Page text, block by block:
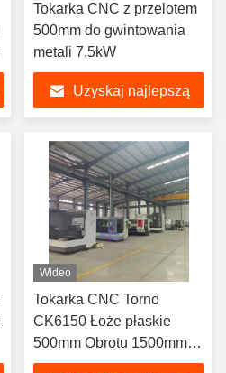
Tokarka CNC z przelotem
500mm do gwintowania
metali 7,5kW
Uzyskaj najlepszą
Wideo
Tokarka CNC Torno
CK6150 Łoże płaskie
500mm Obrotu 1500mm
Długości przedmiotu